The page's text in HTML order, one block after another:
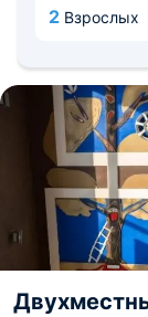
доставка еды в
регистрации
вопросы,
Расстояние до
11 км,
транспорте.
2 Взрослых